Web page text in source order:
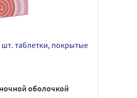
таблетки, покрытые
оболочкой